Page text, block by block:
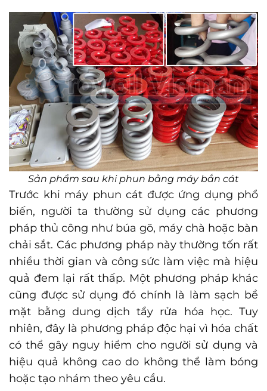
Sản phẩm sau khi phun bằng máy bắn cát
Trước khi máy phun cát được ứng dụng phổ
biến, người ta thường sử dụng các phương
pháp thủ công như búa gõ, máy chà hoặc bàn
chải sắt. Các phương pháp này thường tốn rất
nhiều thời gian và công sức làm việc mà hiệu
quả đem lại rất thấp. Một phương pháp khác
cũng được sử dụng đó chính là làm sạch bề
mặt bằng dung dịch tẩy rửa hóa học. Tuy
nhiên, đây là phương pháp độc hại vì hóa chất
có thể gây nguy hiểm cho người sử dụng và
hiệu quả không cao do không thể làm bóng
hoặc tạo nhám theo yêu cầu.